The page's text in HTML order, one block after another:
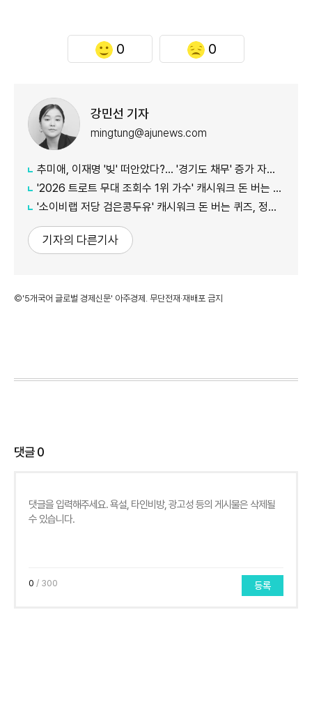
0 0
강민선 기자
mingtung@ajunews.com
추미애, 이재명 '빚' 떠안았다?… '경기도 채무' 증가 자료 실시간 확산
'2026 트로트 무대 조회수 1위 가수' 캐시워크 돈 버는 퀴즈, 정답은?
'소이비랩 저당 검은콩두유' 캐시워크 돈 버는 퀴즈, 정답은?
기자의 다른기사
©'5개국어 글로벌 경제신문' 아주경제. 무단전재·재배포 금지
댓글0
0 / 300 등록